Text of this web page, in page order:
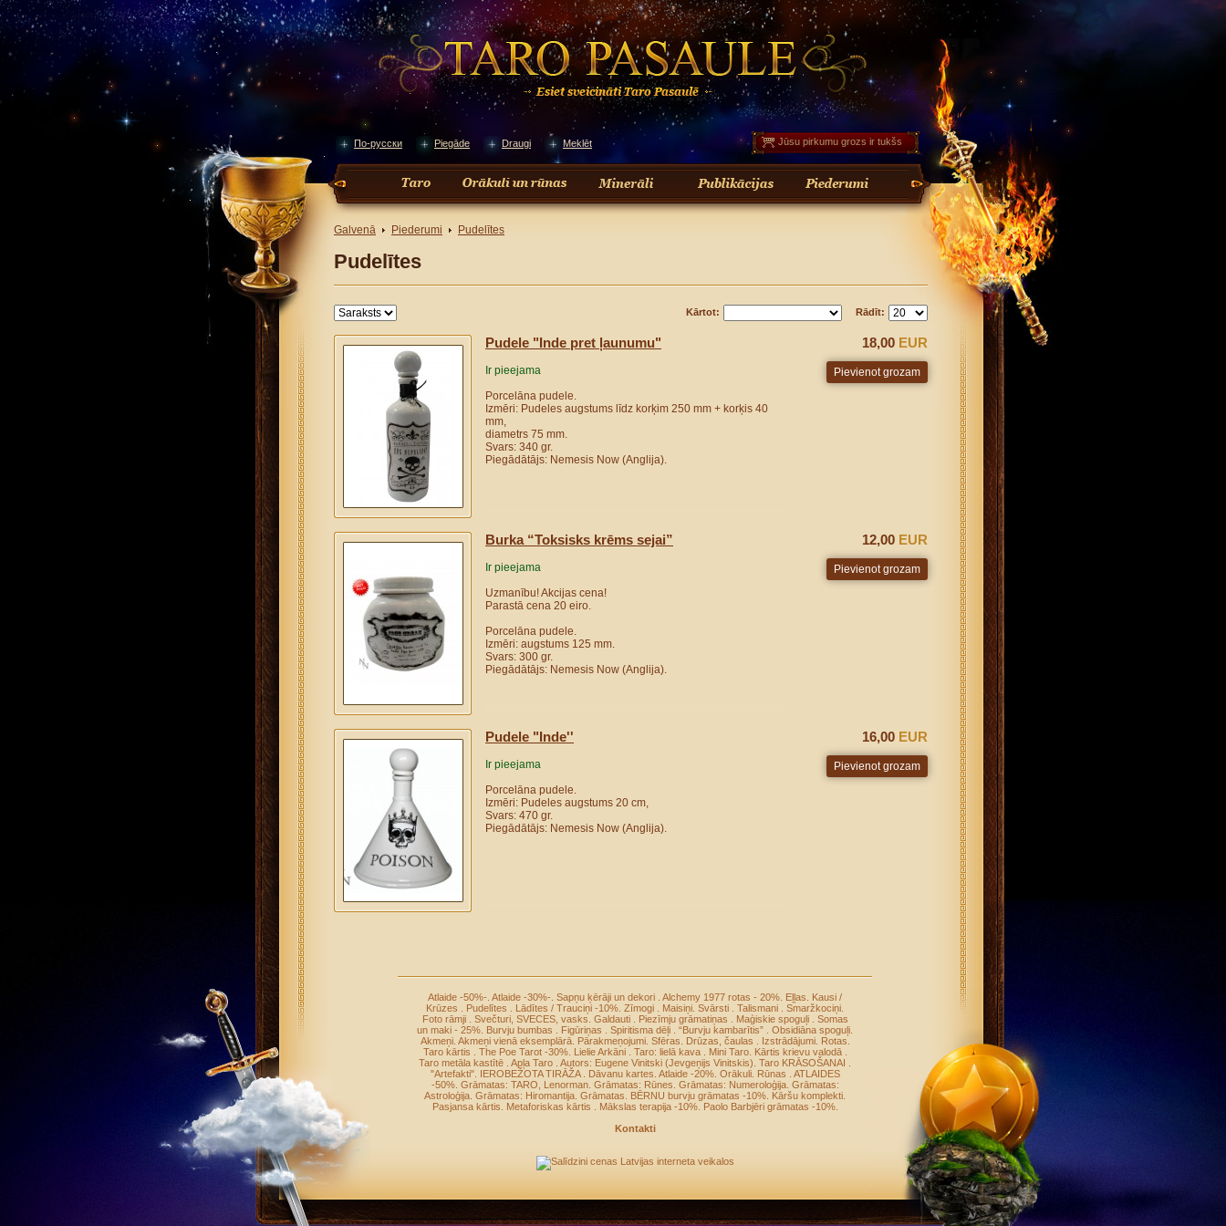
По-русски Piegāde Draugi Meklēt Jūsu pirkumu grozs ir tukšs
Galvenā Piederumi Pudelītes
Pudelītes
Kārtot: Rādīt:
Рudele "Inde pret ļaunumu"
Ir pieejama
Porcelāna pudele.
Izmēri: Pudeles augstums līdz korķim 250 mm + korķis 40
mm,
diametrs 75 mm.
Svars: 340 gr.
Piegādātājs: Nemesis Now (Anglija).
18,00 EUR
Burka “Toksisks krēms sejai”
Ir pieejama
Uzmanību! Akcijas cena!
Parastā cena 20 eiro.
Porcelāna pudele.
Izmēri: augstums 125 mm.
Svars: 300 gr.
Piegādātājs: Nemesis Now (Anglija).
12,00 EUR
Рudele "Inde''
Ir pieejama
Porcelāna pudele.
Izmēri: Pudeles augstums 20 cm,
Svars: 470 gr.
Piegādātājs: Nemesis Now (Anglija).
16,00 EUR
Atlaide -50%- Atlaide -30%- Sapņu ķērāji un dekori Alchemy 1977 rotas - 20% Eļļas
Kausi /
Krūzes
Pudelītes Lādītes / Trauciņi -10% Zīmogi Maisiņi Svārsti Talismani Smaržkociņi
Foto rāmji
Svečturi, SVECES, vasks Galdauti Piezīmju grāmatiņas Maģiskie spoguļi
Somas
un maki - 25% Burvju bumbas Figūriņas Spiritisma dēļi “Burvju kambarītis” Obsidiāna spoguļi
Akmeņi. Akmeņi vienā eksemplārā. Pārakmeņojumi. Sfēras Drūzas, čaulas Izstrādājumi. Rotas
Taro kārtis
The Poe Tarot -30%. Lielie Arkāni Taro: lielā kava Mini Taro. Kārtis krievu valodā
Taro metāla kastītē
Apļa Taro Autors: Eugene Vinitski (Jevgeņijs Vinitskis) Taro KRĀSOŠANAI
"Artefakti". IEROBEŽOTA TIRĀŽA Dāvanu kartes Atlaide -20%. Orākuli. Rūnas
ATLAIDES
-50%. Grāmatas: TARO, Lenorman. Grāmatas: Rūnes Grāmatas: Numeroloģija. Grāmatas:
Astroloģija Grāmatas: Hiromantija Grāmatas BĒRNU burvju grāmatas -10% Kāršu komplekti
Pasjansa kārtis
Metaforiskas kārtis Mākslas terapija -10%. Paolo Barbjēri grāmatas -10%.
Kontakti